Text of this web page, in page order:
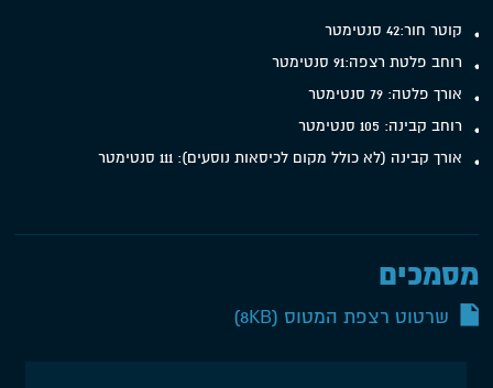
קוטר חור:42 סנטימטר
רוחב פלטת רצפה:91 סנטימטר
אורך פלטה: 79 סנטימטר
רוחב קבינה: 105 סנטימטר
אורך קבינה (לא כולל מקום לכיסאות נוסעים): 111 סנטימטר
מסמכים
שרטוט רצפת המטוס (8KB)